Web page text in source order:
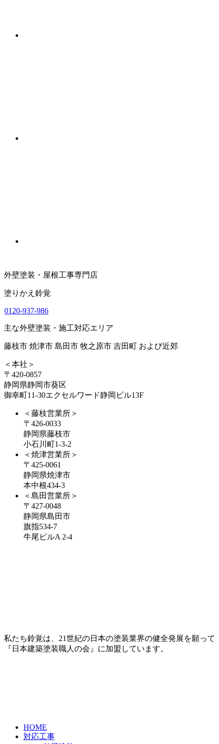
外壁塗装・屋根工事専門店
塗りかえ鈴覚
0120-937-986
主な外壁塗装・施工対応エリア
藤枝市 焼津市 島田市 牧之原市 吉田町 および近郊
＜本社＞
〒420-0857
静岡県静岡市葵区
御幸町11-30エクセルワード静岡ビル13F
＜藤枝営業所＞
〒426-0033
静岡県藤枝市
小石川町1-3-2
＜焼津営業所＞
〒425-0061
静岡県焼津市
本中根434-3
＜島田営業所＞
〒427-0048
静岡県島田市
旗指534-7
牛尾ビルA 2-4
私たち鈴覚は、21世紀の日本の塗装業界の健全発展を願って
『日本建築塗装職人の会』に加盟しています。
HOME
対応工事